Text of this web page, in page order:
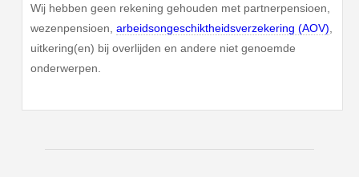
Wij hebben geen rekening gehouden met partnerpensioen,
wezenpensioen,arbeidsongeschiktheidsverzekering (AOV)
uitkering(en) bij overlijden en andere niet genoemde
onderwerpen.